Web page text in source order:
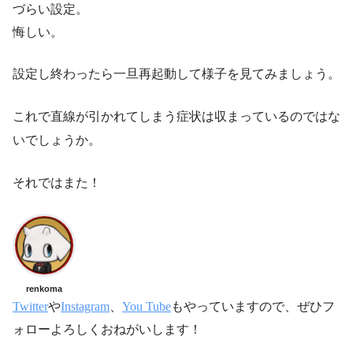
づらい設定。
悔しい。
設定し終わったら一旦再起動して様子を見てみましょう。
これで直線が引かれてしまう症状は収まっているのではな
いでしょうか。
それではまた！
renkoma
TwitterやInstagram You Tubeもやっていますので、ぜひフ
ォローよろしくおねがいします！